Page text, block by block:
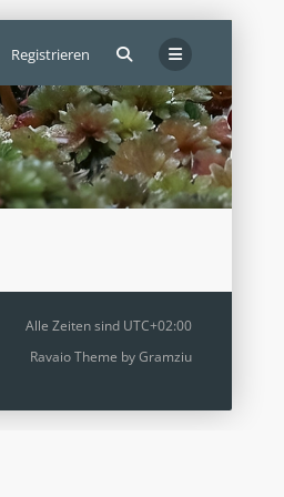
Registrieren
Alle Zeiten sind UTC+02:00
Ravaio Theme byGramziu